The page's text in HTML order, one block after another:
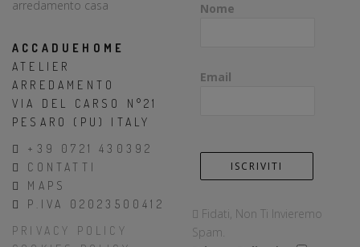
ACCADUEHOME
ATELIER
ARREDAMENTO
VIA DEL CARSO N°21
PESARO (PU) ITALY
+39 0721 430392
CONTATTI
MAPS
P.IVA 02023500412
PRIVACY POLICY
Nome
Email
Fidati, Non Ti Invieremo
Spam.